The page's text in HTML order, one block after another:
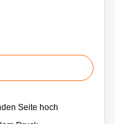
Seite hoch